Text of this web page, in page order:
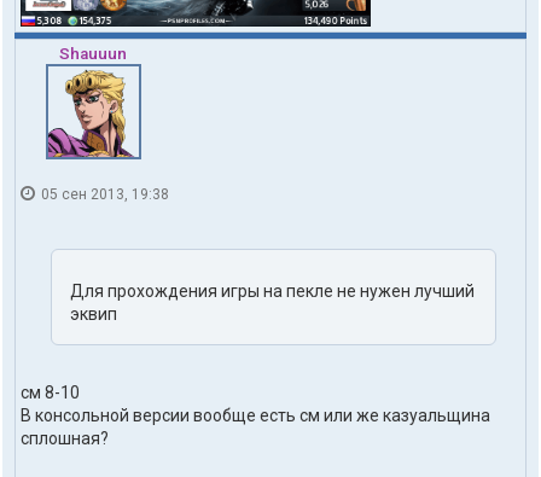
Shauuun
05 сен 2013, 19:38
Для прохождения игры на пекле не нужен лучший
эквип
см 8-10
В консольной версии вообще есть см или же казуальщина
сплошная?